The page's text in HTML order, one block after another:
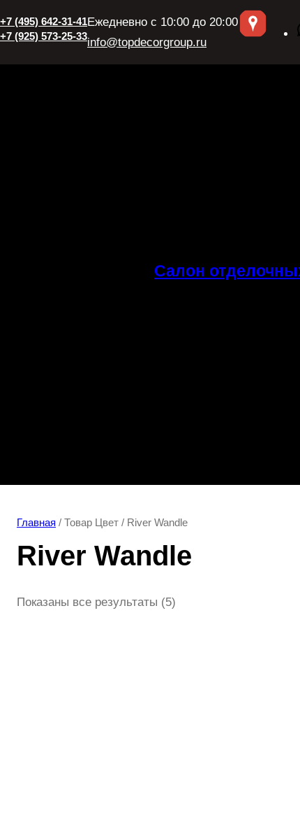
+7 (495) 642-31-41
+7 (925) 573-25-33
Ежедневно с 10:00 до 20:00
info@topdecorgroup.ru
Салон
Главная / Товар Цвет / River Wandle
River Wandle
Показаны все результаты (5)